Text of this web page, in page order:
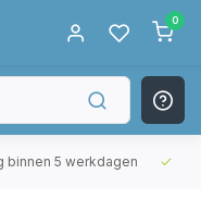
0
binnen 5 werkdagen